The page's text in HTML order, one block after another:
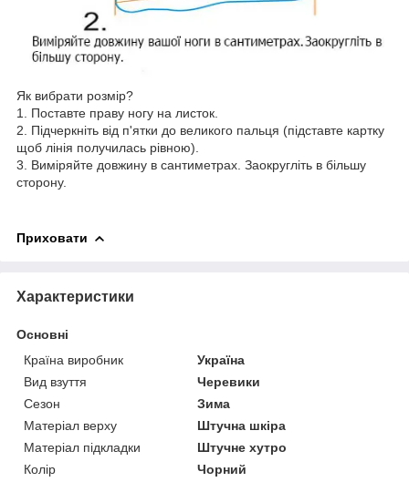
Як вибрати розмір?
1. Поставте праву ногу на листок.
2. Підчеркніть від п'ятки до великого пальця (підставте картку
щоб лінія получилась рівною).
3. Виміряйте довжину в сантиметрах. Заокругліть в більшу
сторону.
Приховати
Характеристики
Основні
Країна виробник
Україна
Вид взуття
Черевики
Сезон
Зима
Матеріал верху
Штучна шкіра
Матеріал підкладки
Штучне хутро
Колір
Чорний